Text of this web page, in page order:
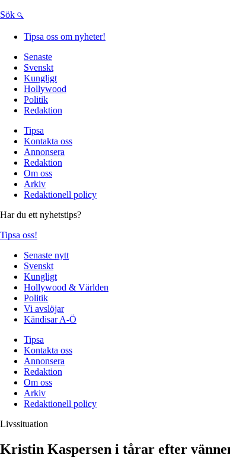
Sök
Tipsa oss om nyheter!
Senaste
Svenskt
Kungligt
Hollywood
Politik
Redaktion
Tipsa
Kontakta oss
Annonsera
Redaktion
Om oss
Arkiv
Redaktionell policy
Har du ett nyhetstips?
Tipsa oss!
Senaste nytt
Svenskt
Kungligt
Hollywood & Världen
Politik
Vi avslöjar
Kändisar A-Ö
Tipsa
Kontakta oss
Annonsera
Redaktion
Om oss
Arkiv
Redaktionell policy
Livssituation
Kristin Kaspersen i tårar efter